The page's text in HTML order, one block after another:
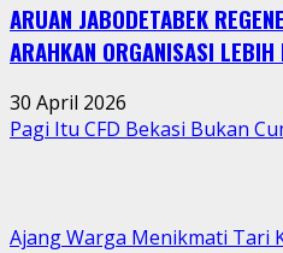
Warga
Jatimurni
di
Tengah
Aktivitas
ARUAN JABODETABEK
ARAHKAN ORGANISASI
30 April 2026
Pagi Itu CFD Bekasi Bukan
Ajang Warga Menikmati Tari